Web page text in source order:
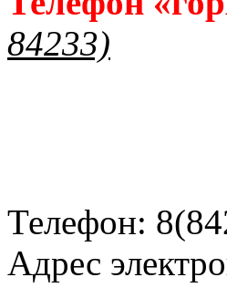
84233)
Телефон:
Адрес